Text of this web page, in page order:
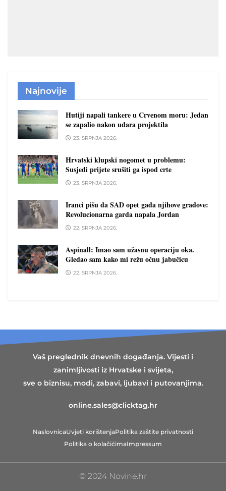
Najnovije
Hutiji napali tankere u Crvenom moru: Jedan
se zapalio nakon udara projektila
23. SRPNJA 2026.
Hrvatski klupski nogomet u problemu:
Susjedi prijete srušiti ga ispod crte
23. SRPNJA 2026.
Iranci pišu da SAD opet gađa njihove gradove:
Revolucionarna garda napala Jordan
22. SRPNJA 2026.
Aspinall: Imao sam užasnu operaciju oka.
Gledao sam kako mi režu očnu jabučicu
22. SRPNJA 2026.
Vaš preglednik dnevnih događanja. Vijesti i
zanimljivosti iz Hrvatske i svijeta,
sve o biznisu, modi, zabavi, ljubavi i putovanjima.
online.sales@clicktag.hr
NaslovnicaUvjeti korištenjaPolitika zaštite privatnosti
Politika o kolačićimaImpressum
© 2024 Novine.hr